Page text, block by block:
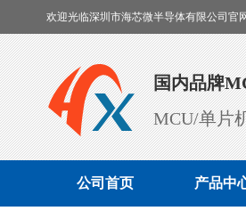
欢迎光临深圳市海芯微半导体有限公司官
国内品牌
MCU/单片
公司首页 产品中